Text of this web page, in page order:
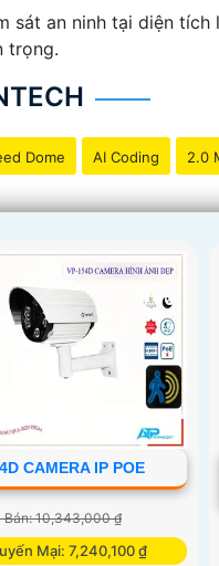
an ninh tại diện
trọng.
Dome AI Coding 2.0
CAMERA IP POE
Bán: 10,343,000 ₫
Mại: 7,240,100 ₫